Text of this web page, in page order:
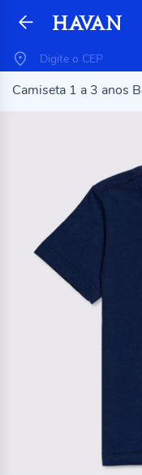
Camiseta 1 a 3 anos